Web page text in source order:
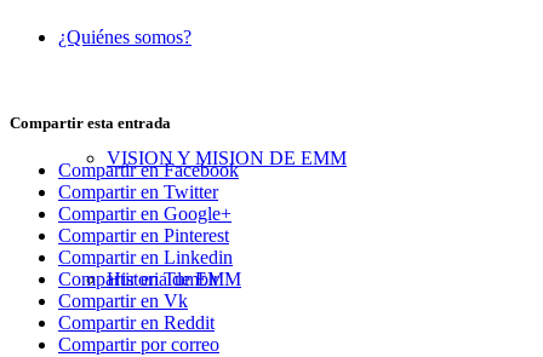
¿Quiénes somos?
VISION Y MISION DE EMM
Historia de EMM
Compartir esta entrada
Compartir en Facebook
Compartir en Twitter
Compartir en Google+
Compartir en Pinterest
Compartir en Linkedin
Compartir en Tumblr
Compartir en Vk
Compartir en Reddit
Compartir por correo